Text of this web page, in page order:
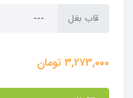
قاب بغل
3,273,000تومان